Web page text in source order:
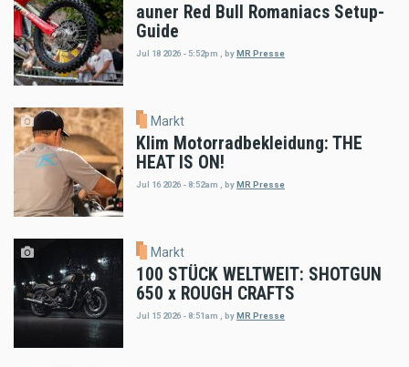
auner Red Bull Romaniacs Setup-
Guide
Jul 18 2026 - 5:52pm , byMR Presse
Markt
Klim Motorradbekleidung: THE
HEAT IS ON!
Jul 16 2026 - 8:52am byMR Presse
Markt
100 STÜCK WELTWEIT: SHOTGUN
650 x ROUGH CRAFTS
Jul 15 2026 - 8:51am byMR Presse